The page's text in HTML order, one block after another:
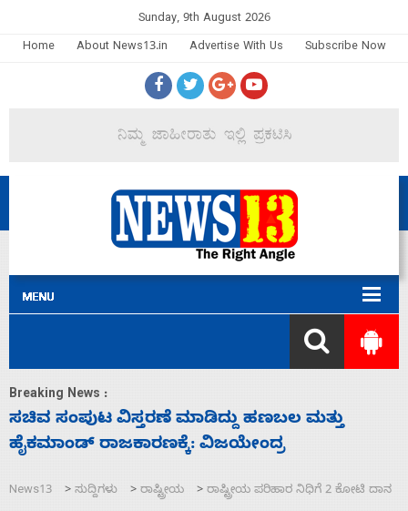
Sunday, 9th August 2026
Home
About News13.in Advertise With Us Subscribe Now
Breaking News :
‘ಕಳೆದ 3-4 ವರ್ಷಗಳಲ್ಲಿ 40 ಲಷ್ಕರ್ ಸದಸ್ಯರನ್ನು ಸದ್ದಿಲ್ಲದೆ
ಮುಗಿಸಿದೆ ಭಾರತ
News13 > ಸುದ್ದಿಗಳು > ರಾಷ್ಟ್ರೀಯ > ರಾಷ್ಟ್ರೀಯ ಪರಿಹಾರ ನಿಧಿಗೆ 2 ಕೋಟಿ ದಾನ